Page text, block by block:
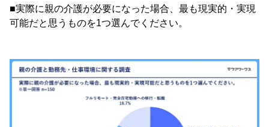
■実際に親の介護が必要になった場合、最も現実的・実現
可能だと思うものを1つ選んでください。